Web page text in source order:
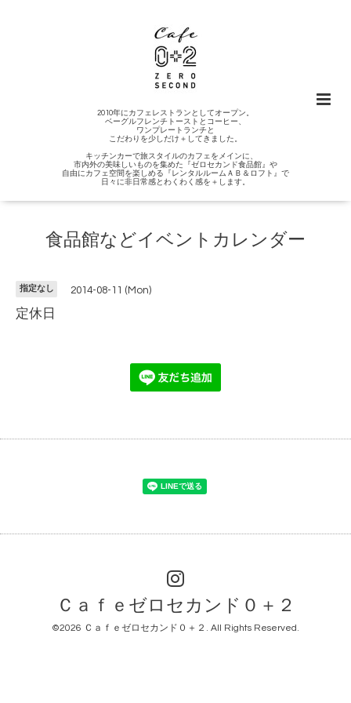
2010年にカフェレストランとしてオープン。
ベーグルフレンチトーストとコーヒー、
ワンプレートランチと
こだわりを少しだけ＋してきました。
キッチンカーで旅スタイルのカフェをメインに、
市内外の美味しいものを集めた『ゼロセカンド食品館』や
自由にカフェ空間を楽しめる『レンタルルームＡＢ＆ロフト』で
日々に非日常感とわくわく感を＋します。
食品館などイベントカレンダー
指定なし 2014-08-11 (Mon)
定休日
Ｃａｆｅゼロセカンド０＋２
©2026 Ｃａｆｅゼロセカンド０＋２ . All Rights Reserved.